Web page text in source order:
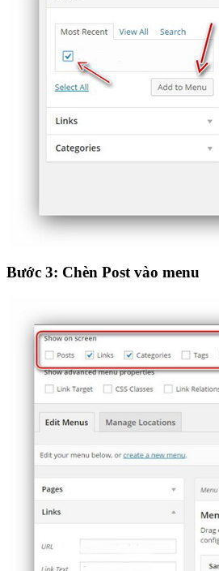
Bước 3: Chèn Post vào menu